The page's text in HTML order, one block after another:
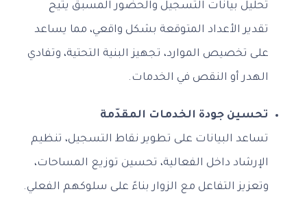
تحليل بيانات التسجيل والحضور المسبق يتيح
تقدير الأعداد المتوقعة بشكل واقعي، مما يساعد
على تخصيص الموارد، تجهيز البنية التحتية، وتفادي
الهدر أو النقص في الخدمات.
تحسين جودة الخدمات المقدّمة
تساعد البيانات على تطوير نقاط التسجيل، تنظيم
الإرشاد داخل الفعالية، تحسين توزيع المساحات،
وتعزيز التفاعل مع الزوار بناءً على سلوكهم الفعلي.